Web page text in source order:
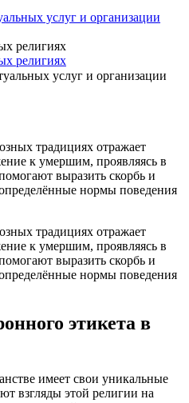
услуг и организации
религиях
услуг и организации
традициях отражает
к умершим, проявляясь в
выразить скорбь и
нормы поведения
традициях отражает
к умершим, проявляясь в
выразить скорбь и
нормы поведения
этикета в
имеет свои уникальные
взгляды этой религии на